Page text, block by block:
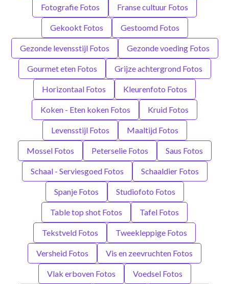
Fotografie Fotos Franse cultuur Fotos
Gekookt Fotos Gestoomd Fotos
Gezonde levensstijl Fotos Gezonde voeding Fotos
Gourmet eten Fotos Grijze achtergrond Fotos
Horizontaal Fotos Kleurenfoto Fotos
Koken - Eten koken Fotos Kruid Fotos
Levensstijl Fotos Maaltijd Fotos
Mossel Fotos Peterselie Fotos Saus Fotos
Schaal - Serviesgoed Fotos Schaaldier Fotos
Spanje Fotos Studiofoto Fotos
Table top shot Fotos Tafel Fotos
Tekstveld Fotos Tweekleppige Fotos
Versheid Fotos Vis en zeevruchten Fotos
Vlak erboven Fotos Voedsel Fotos